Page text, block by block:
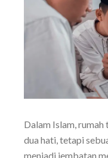
Dalam Islam, rumah
dua hati, tetapi
menjadi jembatan